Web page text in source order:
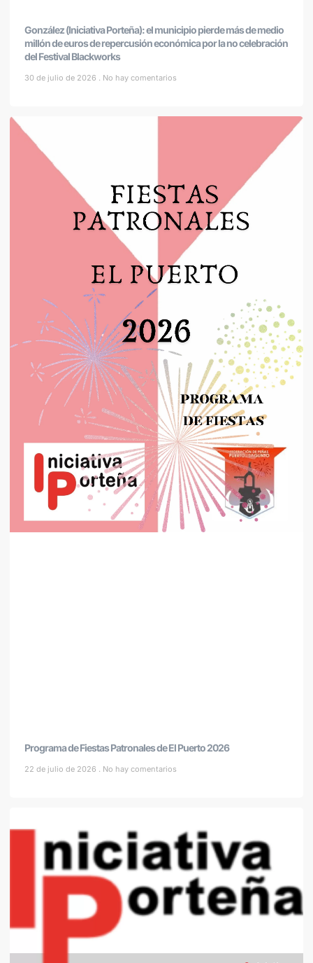
González (Iniciativa Porteña): el municipio pierde más de medio
millón de euros de repercusión económica por la no celebración
del Festival Blackworks
30 de julio de 2026 No hay comentarios
Programa de Fiestas Patronales de El Puerto 2026
22 de julio de 2026 No hay comentarios